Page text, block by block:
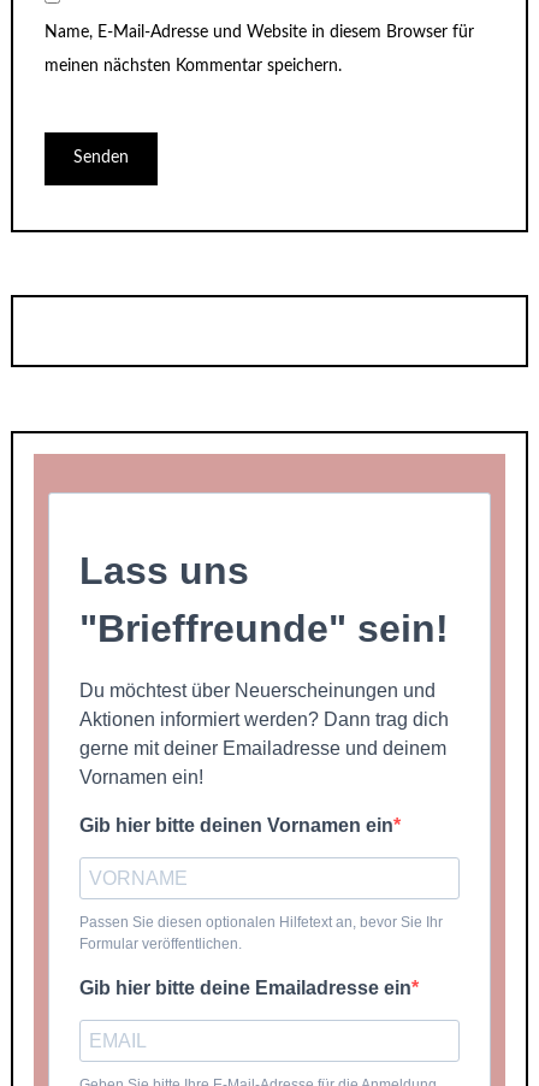
Name, E-Mail-Adresse und Website in diesem Browser für
meinen nächsten Kommentar speichern.
Lass uns
"Brieffreunde" sein!
Du möchtest über Neuerscheinungen und
Aktionen informiert werden? Dann trag dich
gerne mit deiner Emailadresse und deinem
Vornamen ein!
Gib hier bitte deinen Vornamen ein
Passen Sie diesen optionalen Hilfetext an, bevor Sie Ihr
Formular veröffentlichen.
Gib hier bitte deine Emailadresse ein